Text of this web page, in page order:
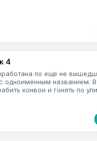
4
по ещё не
одноимённым названием. В
конвои и гонять по